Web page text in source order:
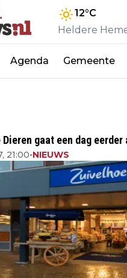
12°C
Heldere
Agenda Gemeente
gaat een dag eerder
21:00•NIEUWS